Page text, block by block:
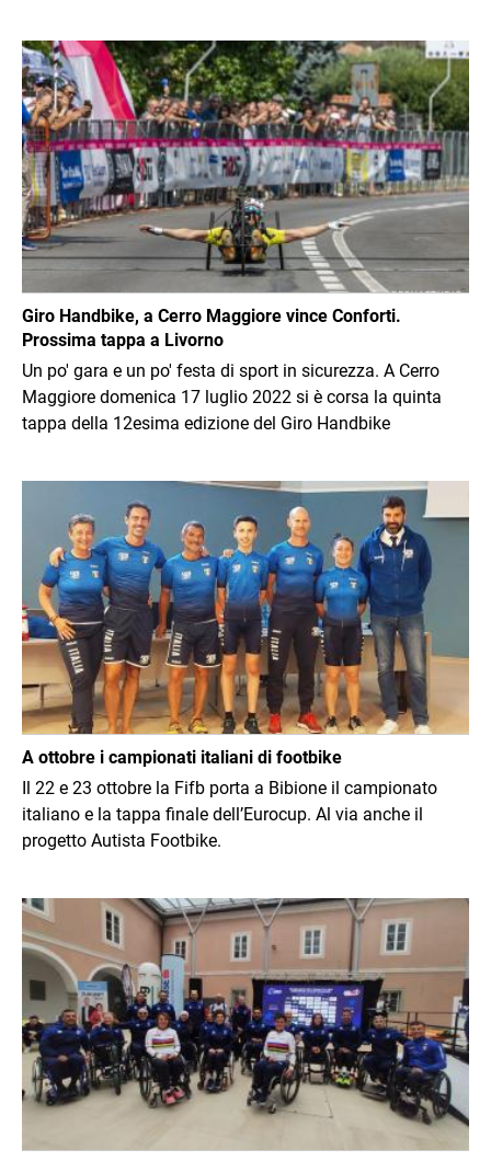
Immagine
Giro Handbike, a Cerro Maggiore vince Conforti.
Prossima tappa a Livorno
Un po' gara e un po' festa di sport in sicurezza. A Cerro
Maggiore domenica 17 luglio 2022 si è corsa la quinta
tappa della 12esima edizione del Giro Handbike
A ottobre i campionati italiani di footbike
Il 22 e 23 ottobre la Fifb porta a Bibione il campionato
italiano e la tappa finale dell’Eurocup. Al via anche il
progetto Autista Footbike.
Immagine